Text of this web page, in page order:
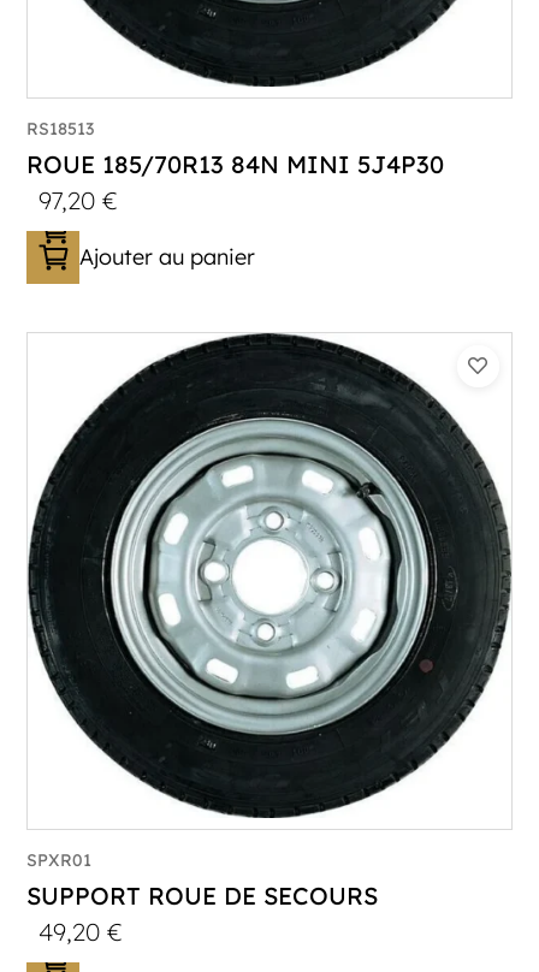
RS18513
ROUE 185/70R13 84N MINI 5J4P30
97,20€
Ajouter au panier
SPXR01
SUPPORT ROUE DE SECOURS
49,20€